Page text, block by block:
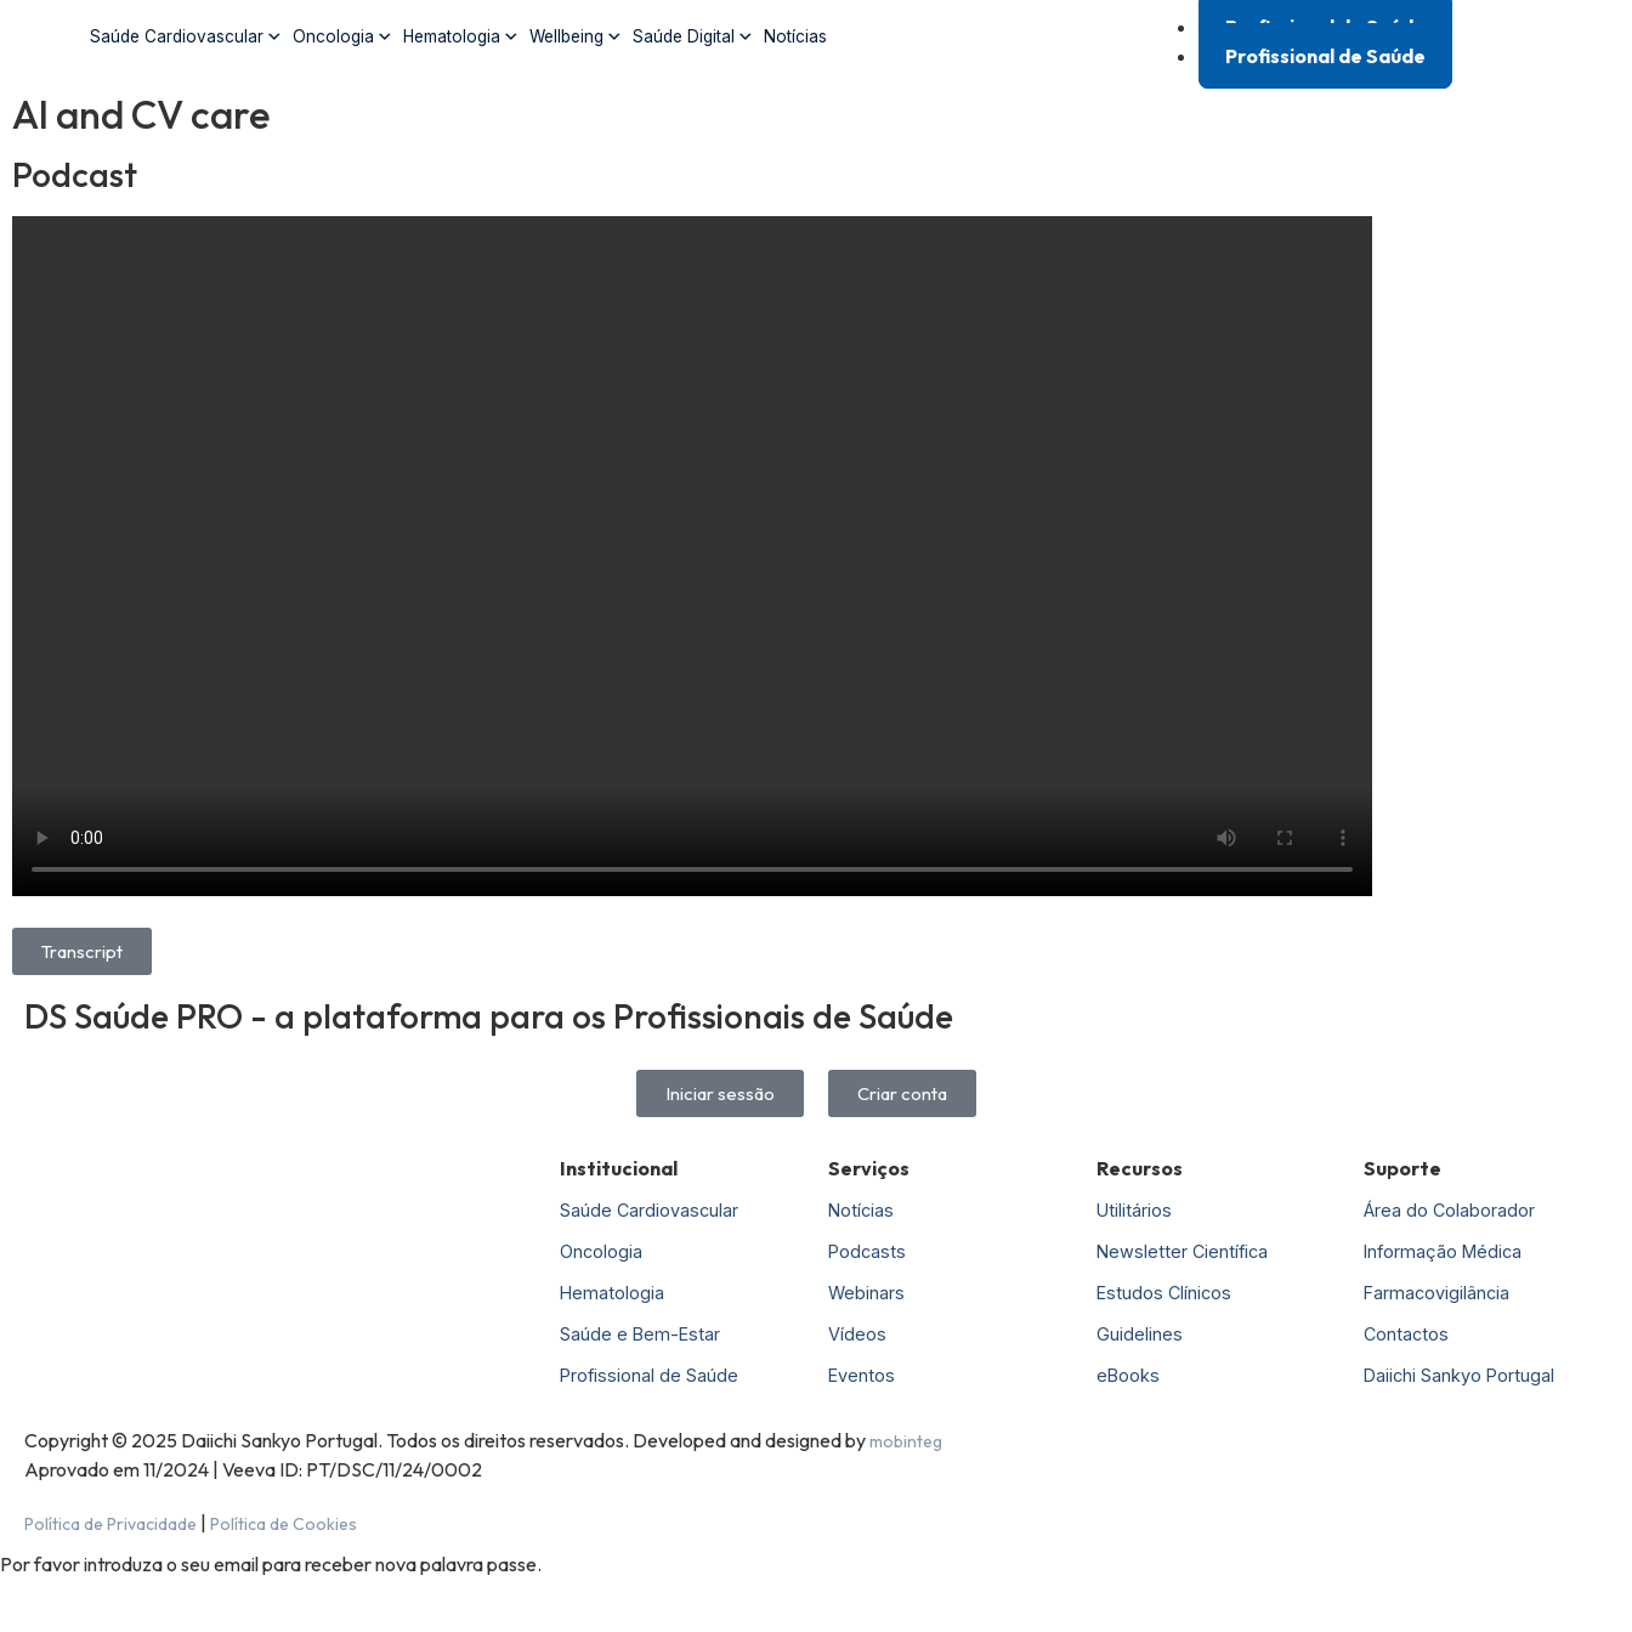
Saúde Cardiovascular Oncologia Hematologia Wellbeing Saúde Digital Notícias
Profissional de Saúde
Profissional de Saúde
AI and CV care
Podcast
Transcript
DS Saúde PRO - a plataforma para os Profissionais de Saúde
Iniciar sessão Criar conta
Institucional
Saúde Cardiovascular
Oncologia
Hematologia
Saúde e Bem-Estar
Profissional de Saúde
Serviços
Notícias
Podcasts
Webinars
Vídeos
Eventos
Recursos
Utilitários
Newsletter Científica
Estudos Clínicos
Guidelines
eBooks
Suporte
Área do Colaborador
Informação Médica
Farmacovigilância
Contactos
Daiichi Sankyo Portugal
Copyright © 2025 Daiichi Sankyo Portugal. Todos os direitos reservados. Developed and designed bymobinteg
Aprovado em 11/2024 | Veeva ID: PT/DSC/11/24/0002
Política de Privacidade Política de Cookies
Por favor introduza o seu email para receber nova palavra passe.